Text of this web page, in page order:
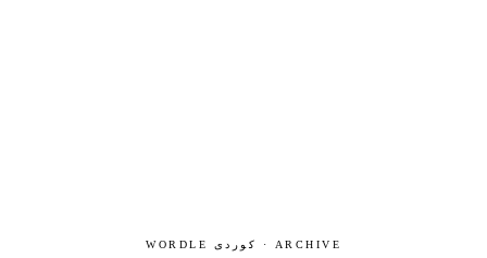
WORDLE کوردی · ARCHIVE